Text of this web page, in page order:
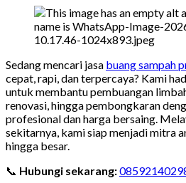
Sedang mencari jasa buang sampah
cepat, rapi, dan terpercaya? Kami
untuk membantu pembuangan
renovasi, hingga pembongkaran
profesional dan harga bersaing.
sekitarnya, kami siap menjadi mitra
hingga besar.
📞 Hubungi sekarang: